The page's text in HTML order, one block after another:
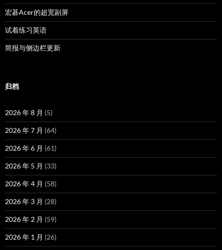
宏碁Acer的超宽副屏
试着练习英语
简报与侧边栏更新
归档
2026 年 8 月 (5)
2026 年 7 月 (64)
2026 年 6 月 (61)
2026 年 5 月 (33)
2026 年 4 月 (58)
2026 年 3 月 (28)
2026 年 2 月 (59)
2026 年 1 月 (26)